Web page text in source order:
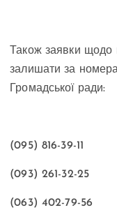
Також заявки
залишати за
Громадської ради:
(095) 816-39-11
(093) 261-32-25
(063) 402-79-56